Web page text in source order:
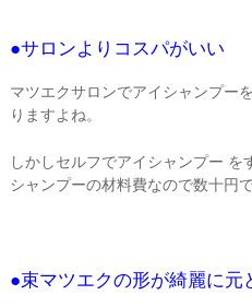
●サロンよりコスパがいい
マツエクサロンでアイシャンプー
りますよね。
しかしセルフでアイシャンプー を
シャンプーの材料費なので数十円
●束マツエクの形が綺麗に元